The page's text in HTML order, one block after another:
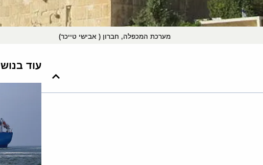
מערכת המכפלה, חברון ( אבישי טייכר)
עוד